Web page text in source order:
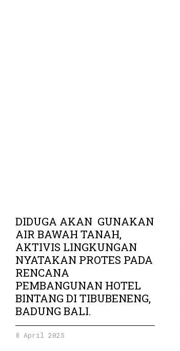
DIDUGA AKAN GUNAKAN
AIR BAWAH TANAH,
AKTIVIS LINGKUNGAN
NYATAKAN PROTES PADA
RENCANA
PEMBANGUNAN HOTEL
BINTANG DI TIBUBENENG,
BADUNG BALI.
8 April 2025